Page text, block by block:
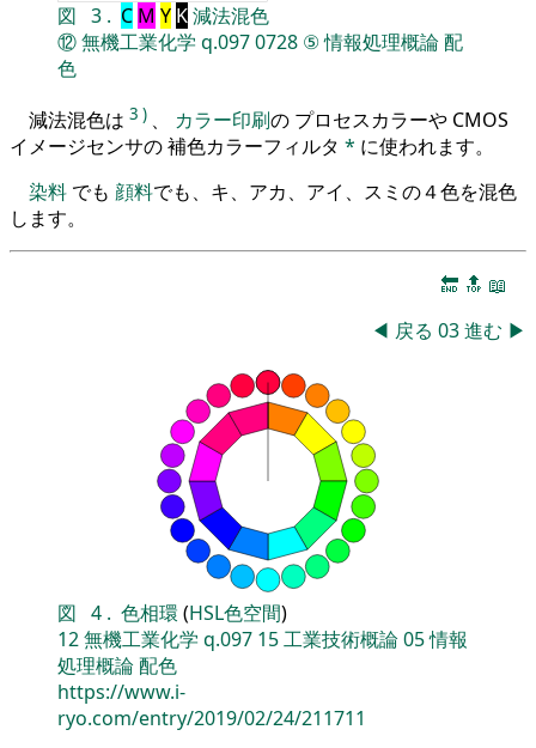
図 3 . C M Y K減法混色
⑫無機工業化学 q.0970728 ⑤情報処理概論配
色
減法混色は 3 ) 、 カラー印刷の プロセスカラーや CMOS
イメージセンサの 補色カラーフィルタ * に使われます。
染料 でも 顔料でも、キ、アカ、アイ、スミの４色を混色
します。
🔚 🔝 📖
◀ 戻る 03進む ▶
図 4 . 色相環 (HSL色空間)
12無機工業化学 q.097 15工業技術概論05情報
処理概論配色
https://www.i-
ryo.com/entry/2019/02/24/211711